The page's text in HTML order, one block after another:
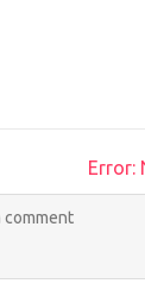
Error: